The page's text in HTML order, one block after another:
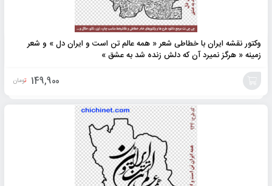
وکتور نقشه ایران با خطاطی شعر « همه عالم تن است و ایران دل » و شعر
زمینه « هرگز نمیرد آن که دلش زنده شد به عشق »
149,900 تومان